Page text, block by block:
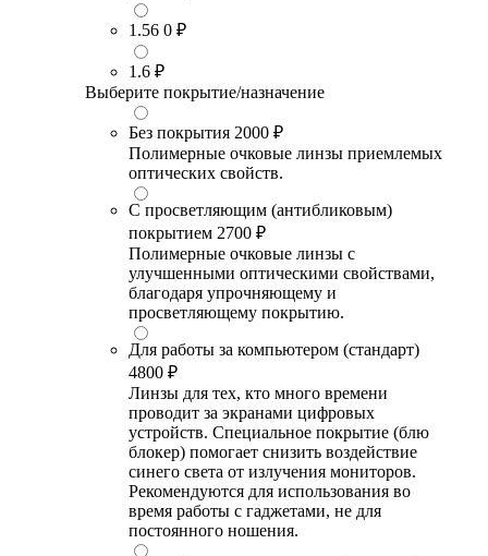
1.56 0 ₽
1.6 ₽
Выберите покрытие/назначение
Без покрытия 2000 ₽
Полимерные очковые линзы приемлемых
оптических свойств.
С просветляющим (антибликовым)
покрытием 2700 ₽
Полимерные очковые линзы с
улучшенными оптическими свойствами,
благодаря упрочняющему и
просветляющему покрытию.
Для работы за компьютером (стандарт)
4800 ₽
Линзы для тех, кто много времени
проводит за экранами цифровых
устройств. Специальное покрытие (блю
блокер) помогает снизить воздействие
синего света от излучения мониторов.
Рекомендуются для использования во
время работы с гаджетами, не для
постоянного ношения.